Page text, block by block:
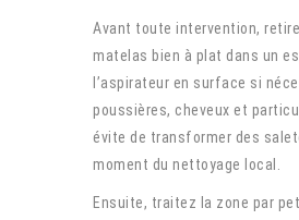
Avant toute intervention,
matelas bien à plat dans un
l’aspirateur en surface si
poussières, cheveux et
évite de transformer des
moment du nettoyage local.
Ensuite, traitez la zone par